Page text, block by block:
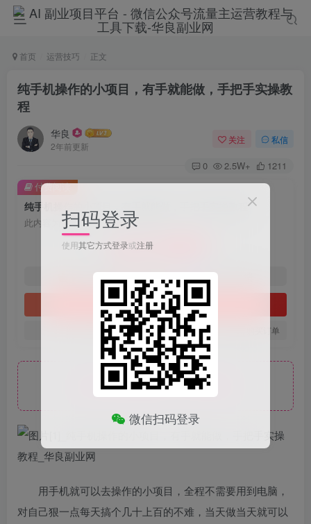
首页 运营技巧 正文
纯手机操作的小项目，有手就能做，手把手实操教
程
华良
2年前更新
关注 私信
0 2.5W+ 1211
纯手机操作的小项目，有手就能做，手把手实操教程
此内容为付费阅读，请付费后查看
9.9
1年会员 免费 2年会员
立即购买
您当前未登录！建议登陆后购买，可保存购买订单
付费阅读
此处内容已隐藏，请付费后查看
用手机就可以去操作的小项目，全程不需要用到电脑，
对自己狠一点每天搞个几十上百的不难，当天做当天就可以
扫码登录
使用其它方式登录或注册
微信扫码登录